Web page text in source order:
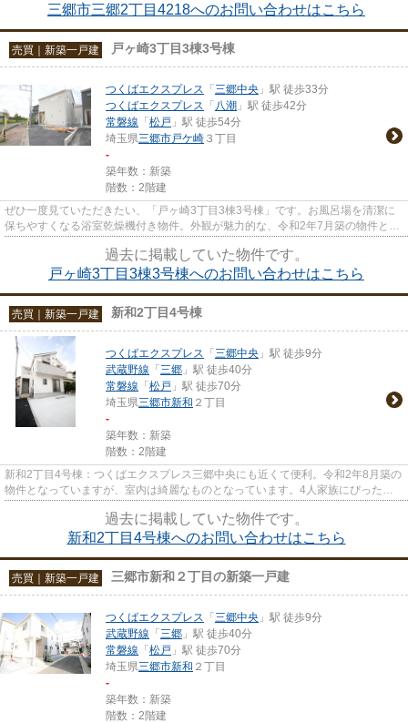
三郷市三郷2丁目4218へのお問い合わせはこちら
売買｜新築一戸建 戸ヶ崎3丁目3棟3号棟
つくばエクスプレス 「 三郷中央 」駅 徒歩33分
つくばエクスプレス 「 八潮 」駅 徒歩42分
常磐線 「 松戸 」駅 徒歩54分
埼玉県三郷市戸ケ崎 ３丁目
-
築年数：新築
階数：2階建
ぜひ一度見ていただきたい、「戸ヶ崎3丁目3棟3号棟」です。お風呂場を清潔に
保ちやすくなる浴室乾燥機付き物件。外観が魅力的な、令和2年7月築の物件とな
過去に掲載していた物件です。
戸ヶ崎3丁目3棟3号棟へのお問い合わせはこちら
売買｜新築一戸建 新和2丁目4号棟
つくばエクスプレス 「 三郷中央 」駅 徒歩9分
武蔵野線 「 三郷 」駅 徒歩40分
常磐線 「 松戸 」駅 徒歩70分
埼玉県三郷市新和 ２丁目
-
築年数：新築
階数：2階建
新和2丁目4号棟：つくばエクスプレス三郷中央にも近くて便利。令和2年8月築の
物件となっていますが、室内は綺麗なものとなっています。4人家族にぴったり
過去に掲載していた物件です。
新和2丁目4号棟へのお問い合わせはこちら
売買｜新築一戸建 三郷市新和２丁目の新築一戸建
つくばエクスプレス 「 三郷中央 」駅 徒歩9分
武蔵野線 「 三郷 」駅 徒歩40分
常磐線 「 松戸 」駅 徒歩70分
埼玉県三郷市新和 ２丁目
-
築年数：新築
階数：2階建